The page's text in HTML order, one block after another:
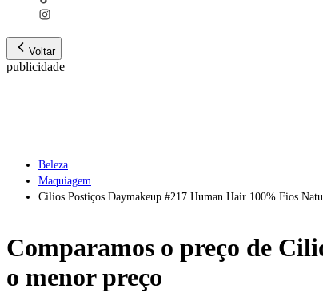
Voltar
publicidade
Beleza
Maquiagem
Cilios Postiços Daymakeup #217 Human Hair 100% Fios
Comparamos o preço de
o menor preço